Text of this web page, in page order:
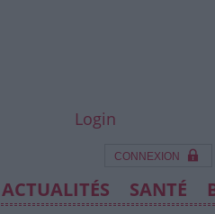
Login
CONNEXION
ACTUALITÉS SANTÉ